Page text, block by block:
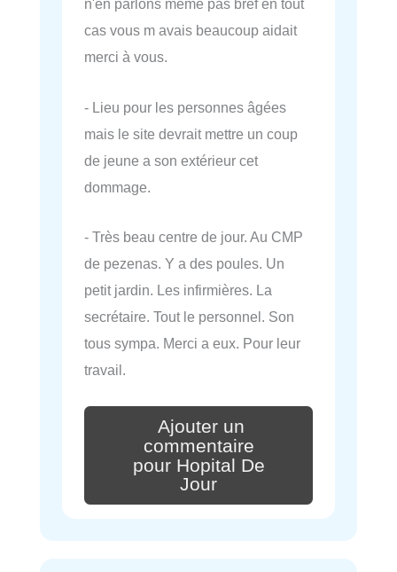
n'en parlons même pas bref en tout
cas vous m avais beaucoup aidait
merci à vous.
- Lieu pour les personnes âgées
mais le site devrait mettre un coup
de jeune a son extérieur cet
dommage.
- Très beau centre de jour. Au CMP
de pezenas. Y a des poules. Un
petit jardin. Les infirmières. La
secrétaire. Tout le personnel. Son
tous sympa. Merci a eux. Pour leur
travail.
Ajouter un
commentaire
pour Hopital De
Jour